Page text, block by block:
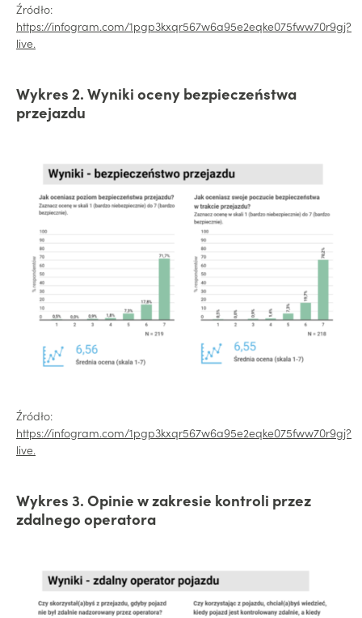
Źródło:
https://infogram.com/1pgp3kxqr567w6a95e2eqke075fww70r9gj?
live.
Wykres 2. Wyniki oceny bezpieczeństwa
przejazdu
Źródło:
https://infogram.com/1pgp3kxqr567w6a95e2eqke075fww70r9gj?
live.
Wykres 3. Opinie w zakresie kontroli przez
zdalnego operatora